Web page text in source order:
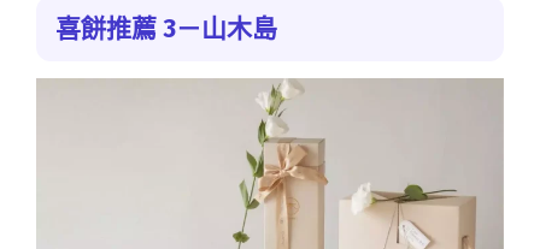
喜餅推薦 3－山木島